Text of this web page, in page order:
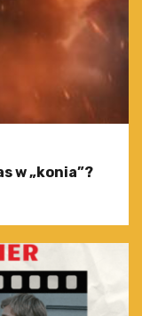
w „konia”?